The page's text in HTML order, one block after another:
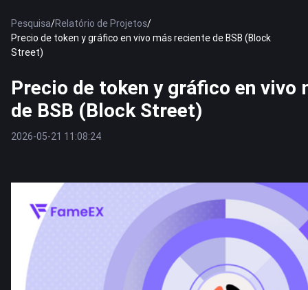
Pesquisa/Relatório de Projetos/
Precio de token y gráfico en vivo más reciente de BSB (Block
Street)
Precio de token y gráfico en vivo
de BSB (Block Street)
2026-05-21 11:08:24